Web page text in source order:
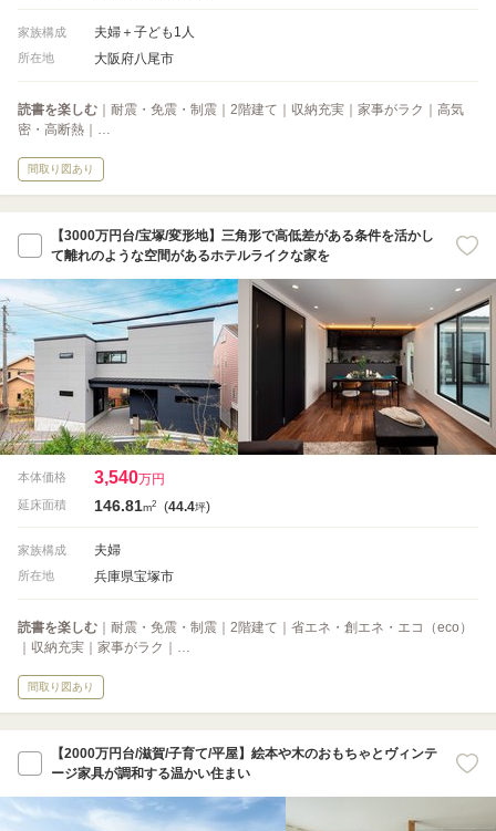
家族構成 夫婦＋子ども1人
所在地 大阪府八尾市
読書を楽しむ ｜耐震・免震・制震｜2階建て｜収納充実｜家事がラク｜高気
密・高断熱｜…
間取り図あり
【3000万円台/宝塚/変形地】三角形で高低差がある条件を活かし
て離れのような空間があるホテルライクな家を
本体価格 3,540万円
延床面積 146.81m2 (44.4坪)
家族構成 夫婦
所在地 兵庫県宝塚市
読書を楽しむ ｜耐震・免震・制震｜2階建て｜省エネ・創エネ・エコ（eco）
｜収納充実｜家事がラク｜…
間取り図あり
【2000万円台/滋賀/子育て/平屋】絵本や木のおもちゃとヴィンテ
ージ家具が調和する温かい住まい